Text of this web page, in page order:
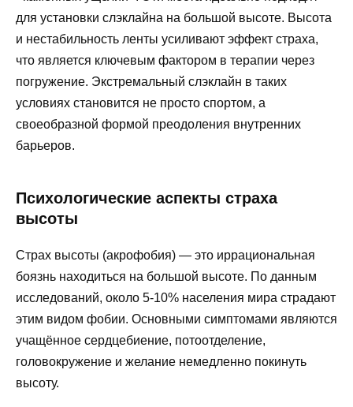
для установки слэклайна на большой высоте. Высота
и нестабильность ленты усиливают эффект страха,
что является ключевым фактором в терапии через
погружение. Экстремальный слэклайн в таких
условиях становится не просто спортом, а
своеобразной формой преодоления внутренних
барьеров.
Психологические аспекты страха
высоты
Страх высоты (акрофобия) — это иррациональная
боязнь находиться на большой высоте. По данным
исследований, около 5-10% населения мира страдают
этим видом фобии. Основными симптомами являются
учащённое сердцебиение, потоотделение,
головокружение и желание немедленно покинуть
высоту.